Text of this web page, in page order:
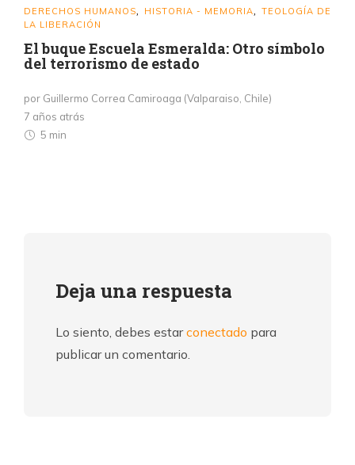
DERECHOS HUMANOS HISTORIA - MEMORIA
TEOLOGÍA DE
LA LIBERACIÓN
El buque Escuela Esmeralda: Otro símbolo
del terrorismo de estado
por Guillermo Correa Camiroaga (Valparaiso, Chile)
7 años atrás
5 min
Deja una respuesta
Lo siento, debes estarconectado para
publicar un comentario.